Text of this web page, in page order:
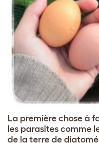
La première chose à
les parasites comme
de la terre de